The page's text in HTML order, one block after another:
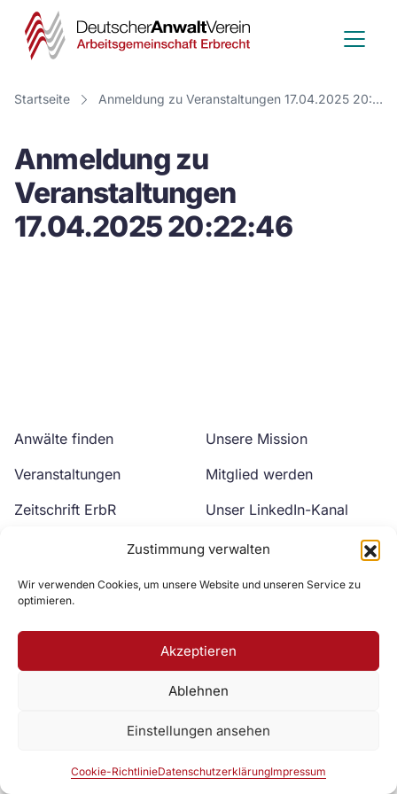
Zustimmung verwalten
Wir verwenden Cookies, um unsere Website und unseren Service zu
optimieren.
Akzeptieren
Ablehnen
Einstellungen ansehen
Cookie-RichtlinieDatenschutzerklärungImpressum
Deutscher
Anwalt
Verein
Startseite Anmeldung zu Veranstaltungen 17.04.2025 20:22:46
Anmeldung zu
Veranstaltungen
17.04.2025 20:22:46
Anwälte finden
Veranstaltungen
Zeitschrift ErbR
Unsere Mission
Mitglied werden
Unser LinkedIn-Kanal
Unser YouTube-Kanal
Zur DAV Webseite